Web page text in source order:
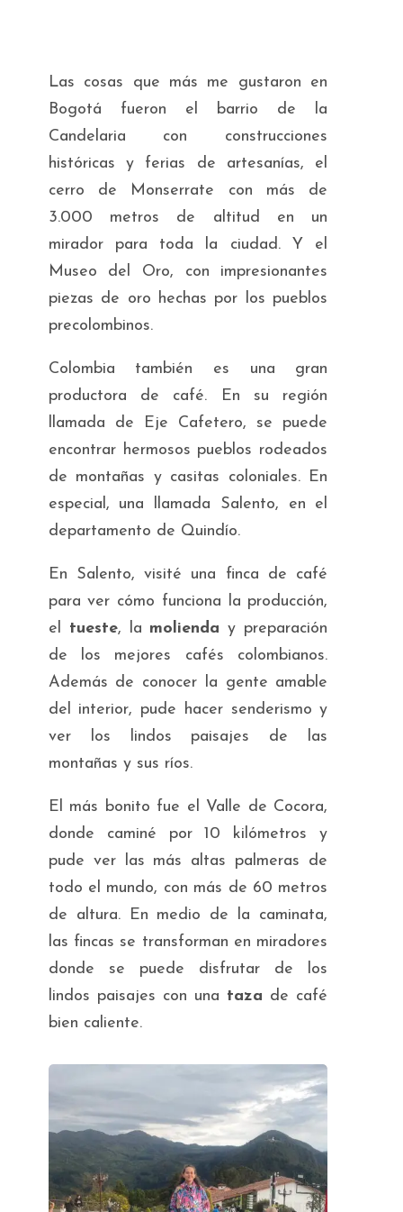
Las cosas que más me gustaron en
Bogotá fueron el barrio de la
Candelaria con construcciones
históricas y ferias de artesanías, el
cerro de Monserrate con más de
3.000 metros de altitud en un
mirador para toda la ciudad. Y el
Museo del Oro, con impresionantes
piezas de oro hechas por los pueblos
precolombinos.
Colombia también es una gran
productora de café. En su región
llamada de Eje Cafetero, se puede
encontrar hermosos pueblos rodeados
de montañas y casitas coloniales. En
especial, una llamada Salento, en el
departamento de Quindío.
En Salento, visité una finca de café
para ver cómo funciona la producción,
el tueste, la molienda y preparación
de los mejores cafés colombianos.
Además de conocer la gente amable
del interior, pude hacer senderismo y
ver los lindos paisajes de las
montañas y sus ríos.
El más bonito fue el Valle de Cocora,
donde caminé por 10 kilómetros y
pude ver las más altas palmeras de
todo el mundo, con más de 60 metros
de altura. En medio de la caminata,
las fincas se transforman en miradores
donde se puede disfrutar de los
lindos paisajes con una taza de café
bien caliente.